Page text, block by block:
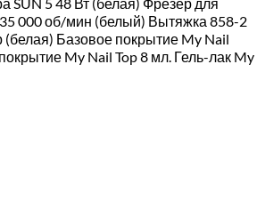
000 об/мин (белый) Вытяжка 858-2
(белая) Базовое покрытие My Nail
My Nail Top 8 мл. Гель-лак My